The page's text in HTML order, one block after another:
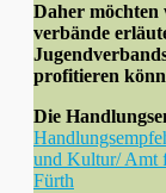
Daher möchten
verbände
profitieren
Die
und Kultur/ Amt
Fürth